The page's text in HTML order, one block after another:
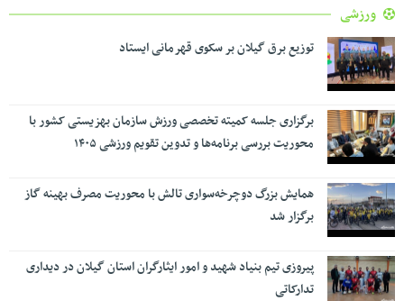
ورزشی
توزیع برق گیلان بر سکوی قهرمانی ایستاد
برگزاری جلسه کمیته تخصصی ورزش سازمان بهزیستی کشور با
محوریت بررسی برنامه‌ها و تدوین تقویم ورزشی ۱۴۰۵
همایش بزرگ دوچرخه‌سواری تالش با محوریت مصرف بهینه گاز
برگزار شد
پیروزی تیم بنیاد شهید و امور ایثارگران استان گیلان در دیداری
تدارکاتی